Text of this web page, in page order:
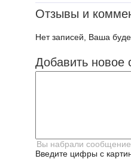
Отзывы и
Нет записей, Ваша
Добавить новое
Введите цифры с